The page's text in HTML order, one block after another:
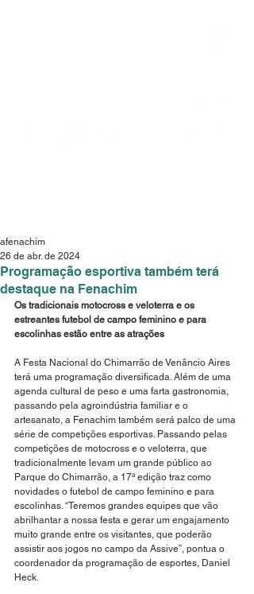
Programação esportiva também terá
destaque na Fenachim
afenachim
26 de abr. de 2024
Os tradicionais motocross e veloterra e os
estreantes futebol de campo feminino e para
escolinhas estão entre as atrações
A Festa Nacional do Chimarrão de Venâncio Aires
terá uma programação diversificada. Além de uma
agenda cultural de peso e uma farta gastronomia,
passando pela agroindústria familiar e o
artesanato, a Fenachim também será palco de uma
série de competições esportivas. Passando pelas
competições de motocross e o veloterra, que
tradicionalmente levam um grande público ao
Parque do Chimarrão, a 17ª edição traz como
novidades o futebol de campo feminino e para
escolinhas. “Teremos grandes equipes que vão
abrilhantar a nossa festa e gerar um engajamento
muito grande entre os visitantes, que poderão
assistir aos jogos no campo da Assive”, pontua o
coordenador da programação de esportes, Daniel
Heck.